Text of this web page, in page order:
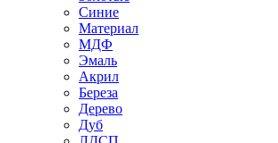
Синие
Материал
МДФ
Эмаль
Акрил
Береза
Дерево
Дуб